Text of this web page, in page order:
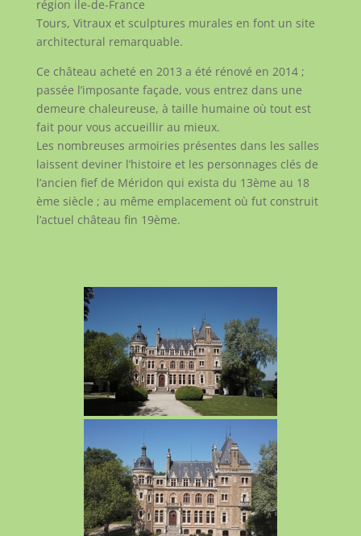
région ile-de-France
Tours, Vitraux et sculptures murales en font un site
architectural remarquable.
Ce château acheté en 2013 a été rénové en 2014 ;
passée l’imposante façade, vous entrez dans une
demeure chaleureuse, à taille humaine où tout est
fait pour vous accueillir au mieux.
Les nombreuses armoiries présentes dans les salles
laissent deviner l’histoire et les personnages clés de
l’ancien fief de Méridon qui exista du 13ème au 18
ème siècle ; au même emplacement où fut construit
l’actuel château fin 19ème.